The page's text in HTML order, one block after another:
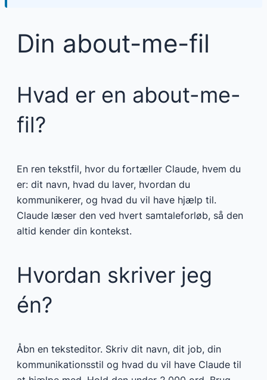
Din about-me-fil
Hvad er en about-me-
fil?
En ren tekstfil, hvor du fortæller Claude, hvem du
er: dit navn, hvad du laver, hvordan du
kommunikerer, og hvad du vil have hjælp til.
Claude læser den ved hvert samtaleforløb, så den
altid kender din kontekst.
Hvordan skriver jeg
én?
Åbn en teksteditor. Skriv dit navn, dit job, din
kommunikationsstil og hvad du vil have Claude til